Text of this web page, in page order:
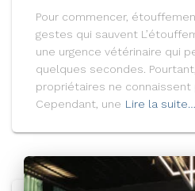
Pour commencer,
gestes qui sauvent
une urgence vétérinaire qui
quelques secondes.
propriétaires ne connaissent
Cependant, une Lire la suite…